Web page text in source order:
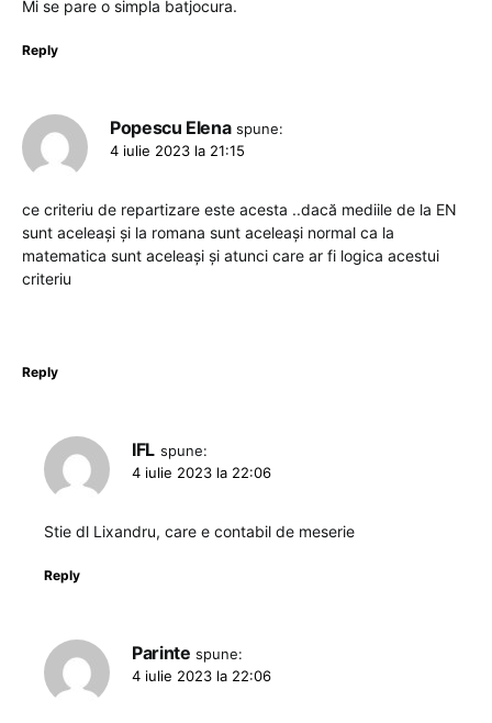
Mi se pare o simpla batjocura.
Reply
Popescu Elena spune:
4 iulie 2023 la 21:15
ce criteriu de repartizare este acesta ..dacă mediile de la EN
sunt aceleași și la romana sunt aceleași normal ca la
matematica sunt aceleași și atunci care ar fi logica acestui
criteriu
Reply
IFL spune:
4 iulie 2023 la 22:06
Stie dl Lixandru, care e contabil de meserie
Reply
Parinte spune:
4 iulie 2023 la 22:06